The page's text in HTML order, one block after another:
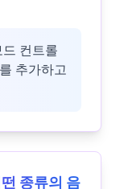
컨트롤
추가하고
종류의 음